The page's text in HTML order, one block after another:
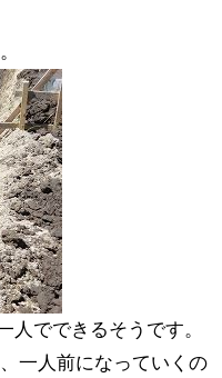
人でできるそうです。
一人前になっていくの